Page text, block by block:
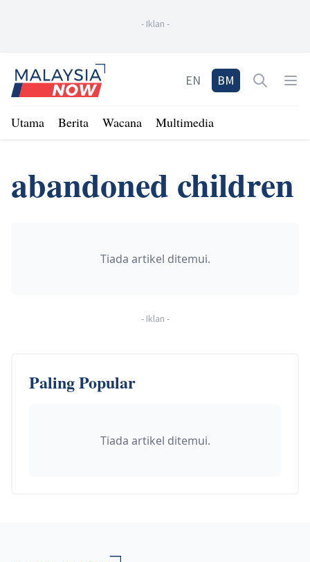
- Iklan -
Home
EN BM Open
Utama Berita Wacana Multimedia
abandoned children
Tiada artikel ditemui.
- Iklan -
Paling Popular
Tiada artikel ditemui.